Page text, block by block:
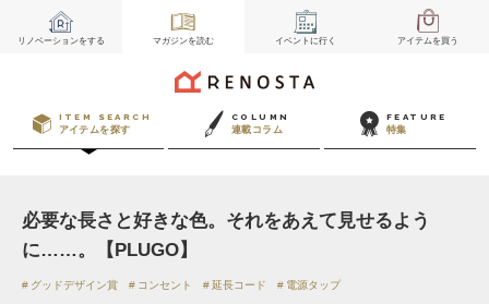
リノベーションをする マガジンを読む イベント に行く アイテムを買う
ITEM SEARCH
アイテムを探す
COLUMN
連載コラム
FEATURE
特集
必要な長さと好きな色。それをあえて見せるよう
に……。【PLUGO】
グッドデザイン賞 コンセント 延長コード 電源タップ